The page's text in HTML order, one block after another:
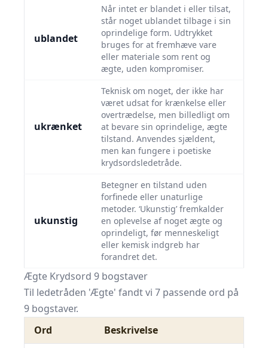
ublandet
Når intet er blandet i eller tilsat,
står noget ublandet tilbage i sin
oprindelige form. Udtrykket
bruges for at fremhæve vare
eller materiale som rent og
ægte, uden kompromiser.
ukrænket
Teknisk om noget, der ikke har
været udsat for krænkelse eller
overtrædelse, men billedligt om
at bevare sin oprindelige, ægte
tilstand. Anvendes sjældent,
men kan fungere i poetiske
krydsordsledetråde.
ukunstig
Betegner en tilstand uden
forfinede eller unaturlige
metoder. ‘Ukunstig’ fremkalder
en oplevelse af noget ægte og
oprindeligt, før menneskeligt
eller kemisk indgreb har
forandret det.
Ægte Krydsord 9 bogstaver
Til ledetråden 'Ægte' fandt vi 7 passende ord på
9 bogstaver.
Ord
Beskrivelse